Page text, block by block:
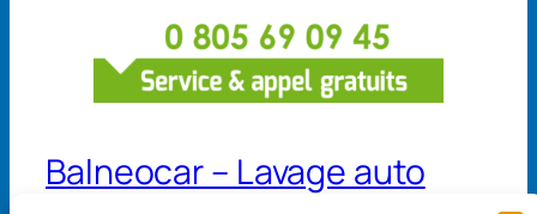
Balneocar – Lavage auto